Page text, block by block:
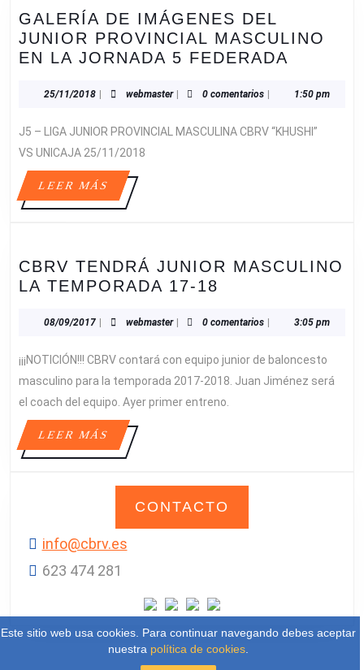
GALERÍA DE IMÁGENES DEL
JUNIOR PROVINCIAL MASCULINO
EN LA JORNADA 5 FEDERADA
JUNIOR
25/11/201825/11/2018
| webmasterwebmaster
| 0 comentarios | 1:50 pm
J5 – LIGA JUNIOR PROVINCIAL MASCULINA CBRV “KHUSHI”
VS UNICAJA 25/11/2018
LEER MÁSLEER
MÁS
CBRV TENDRÁ JUNIOR MASCULINO
LA TEMPORADA 17-18
JUNIOR
LA
TEMPORADA
17-
08/09/201708/09/2017
| webmasterwebmaster
| 0 comentarios | 3:05 pm
¡¡¡NOTICIÓN!!! CBRV contará con equipo junior de baloncesto
masculino para la temporada 2017-2018. Juan Jiménez será
el coach del equipo. Ayer primer entreno.
LEER MÁSLEER
MÁS
CONTACTO
info@cbrv.es
623 474 281‬
Este sitio web usa cookies. Para continuar navegando debes aceptar
nuestra política de cookies.